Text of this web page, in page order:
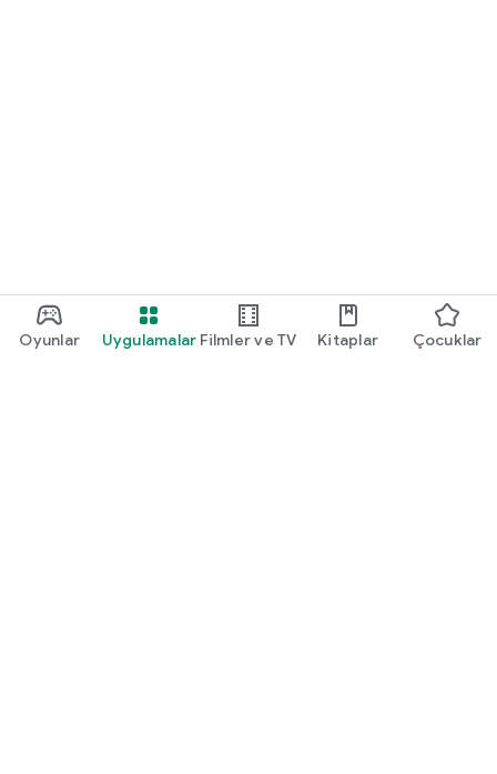
Oyunlar Uygulamalar Filmler ve TV Kitaplar Çocuklar